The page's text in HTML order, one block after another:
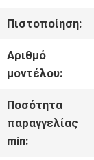
ΈΛΕΓΧΟΣ
Πιστοποίηση:
Αριθμό
μοντέλου:
Ποσότητα
παραγγελίας
min: